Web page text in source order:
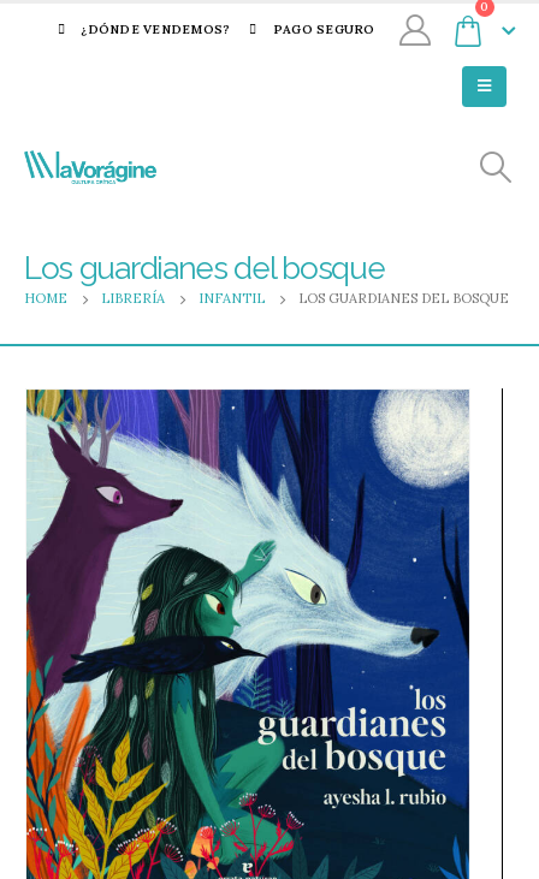
¿DÓNDE VENDEMOS? PAGO SEGURO
0
Los guardianes del bosque
HOME LIBRERÍA INFANTIL LOS GUARDIANES DEL BOSQUE